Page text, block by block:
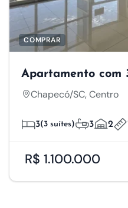
COMPRAR
Apartamento com
Chapecó/SC, Centro
3(3 suítes) 3 2
R$ 1.100.000
Salvar Preferências